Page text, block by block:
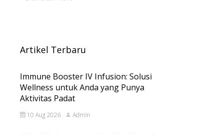
Artikel Terbaru
Immune Booster IV Infusion: Solusi
Wellness untuk Anda yang Punya
Aktivitas Padat
10 Aug 2026 Admin